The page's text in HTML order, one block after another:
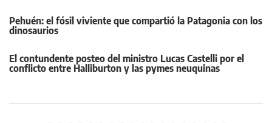
Pehuén: el fósil viviente que compartió la Patagonia con los
dinosaurios
El contundente posteo del ministro Lucas Castelli por el
conflicto entre Halliburton y las pymes neuquinas